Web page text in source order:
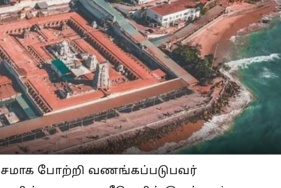
போற்றி வணங்கப்படுபவர்